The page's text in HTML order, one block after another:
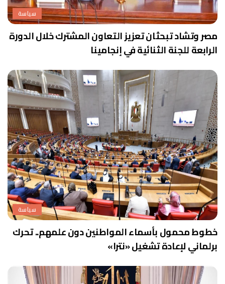
سياسة
مصر وتشاد تبحثان تعزيز التعاون المشترك خلال الدورة
الرابعة للجنة الثنائية في إنجامينا
سياسة
خطوط محمول بأسماء المواطنين دون علمهم.. تحرك
برلماني لإعادة تشغيل «نترا»